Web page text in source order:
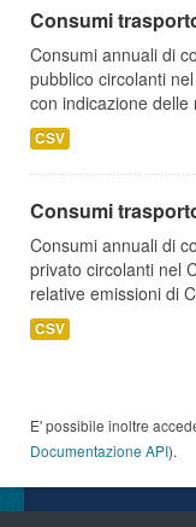
Consumi
Consumi annuali di
pubblico circolanti
con indicazione delle
CSV
Consumi
Consumi annuali di
privato circolanti nel
relative emissioni di
CSV
E' possibile inoltre
Documentazione API).